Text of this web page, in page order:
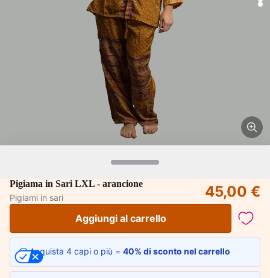
Pigiama in Sari LXL - arancione
Pigiami in sari
45,00 €
Aggiungi al carrello
Acquista 4 capi o più = 40% di sconto nel carrello